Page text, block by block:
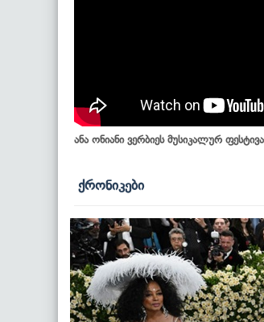
ანა ონიანი ვერბიეს მუსიკალურ
ქრონიკები